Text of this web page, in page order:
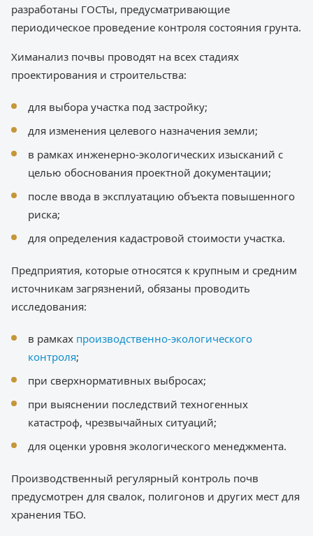
разработаны ГОСТы, предусматривающие
периодическое проведение контроля состояния грунта.
Химанализ почвы проводят на всех стадиях
проектирования и строительства:
для выбора участка под застройку;
для изменения целевого назначения земли;
в рамках инженерно-экологических изысканий с
целью обоснования проектной документации;
после ввода в эксплуатацию объекта повышенного
риска;
для определения кадастровой стоимости участка.
Предприятия, которые относятся к крупным и средним
источникам загрязнений, обязаны проводить
исследования:
в рамках производственно-экологического
контроля;
при сверхнормативных выбросах;
при выяснении последствий техногенных
катастроф, чрезвычайных ситуаций;
для оценки уровня экологического менеджмента.
Производственный регулярный контроль почв
предусмотрен для свалок, полигонов и других мест для
хранения ТБО.